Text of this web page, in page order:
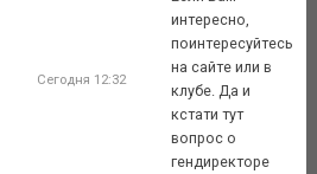
Сегодня 12:32
интересно,
поинтересуйтесь
на сайте или в
клубе. Да и
кстати тут
вопрос о
гендиректоре